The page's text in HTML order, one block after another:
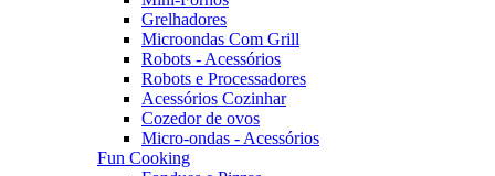
Grelhadores
Microondas Com Grill
Robots - Acessórios
Robots e Processadores
Acessórios Cozinhar
Cozedor de ovos
Micro-ondas - Acessórios
Fun Cooking